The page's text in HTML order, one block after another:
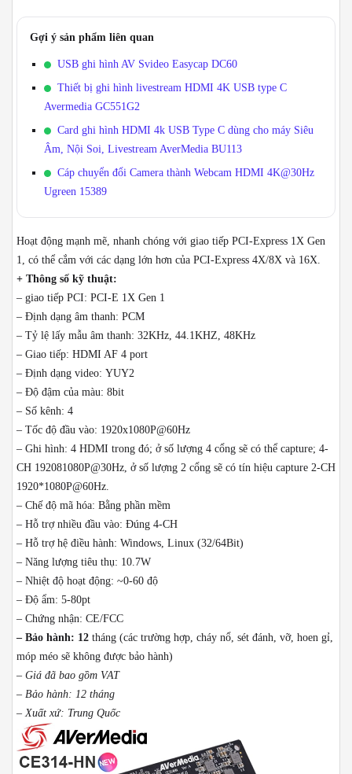
Gợi ý sản phẩm liên quan
USB ghi hình AV Svideo Easycap DC60
Thiết bị ghi hình livestream HDMI 4K USB type C
Avermedia GC551G2
Card ghi hình HDMI 4k USB Type C dùng cho máy Siêu
Âm, Nội Soi, Livestream AverMedia BU113
Cáp chuyển đổi Camera thành Webcam HDMI 4K@30Hz
Ugreen 15389
Hoạt động mạnh mẽ, nhanh chóng với giao tiếp PCI-Express 1X Gen
1, có thể cắm với các dạng lớn hơn của PCI-Express 4X/8X và 16X.
+ Thông số kỹ thuật:
– giao tiếp PCI: PCI-E 1X Gen 1
– Định dạng âm thanh: PCM
– Tỷ lệ lấy mẫu âm thanh: 32KHz, 44.1KHZ, 48KHz
– Giao tiếp: HDMI AF 4 port
– Định dạng video: YUY2
– Độ đậm của màu: 8bit
– Số kênh: 4
– Tốc độ đầu vào: 1920x1080P@60Hz
– Ghi hình: 4 HDMI trong đó; ở số lượng 4 cổng sẽ có thể capture; 4-
CH 192081080P@30Hz, ở số lượng 2 cổng sẽ có tín hiệu capture 2-CH
1920*1080P@60Hz.
– Chế độ mã hóa: Bằng phần mềm
– Hỗ trợ nhiều đầu vào: Đúng 4-CH
– Hỗ trợ hệ điều hành: Windows, Linux (32/64Bit)
– Năng lượng tiêu thụ: 10.7W
– Nhiệt độ hoạt động: ~0-60 độ
– Độ ẩm: 5-80pt
– Chứng nhận: CE/FCC
– Bảo hành: 12 tháng (các trường hợp, cháy nổ, sét đánh, vỡ, hoen gỉ,
móp méo sẽ không được bảo hành)
– Giá đã bao gồm VAT
– Bảo hành: 12 tháng
– Xuất xứ: Trung Quốc